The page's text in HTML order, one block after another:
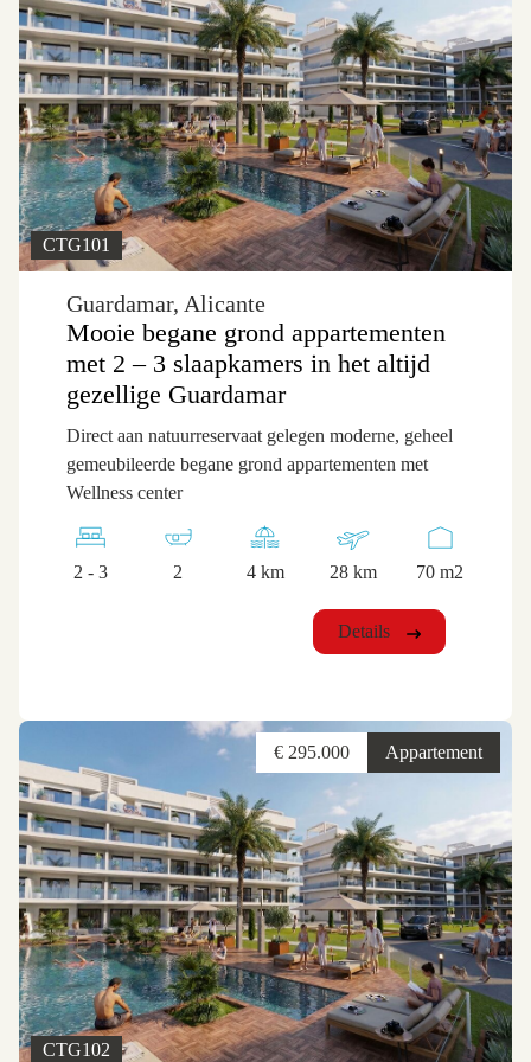
CTG101
Guardamar, Alicante
Mooie begane grond appartementen
met 2 – 3 slaapkamers in het altijd
gezellige Guardamar
Direct aan natuurreservaat gelegen moderne, geheel
gemeubileerde begane grond appartementen met
Wellness center
2 - 3 2 4 km 28 km 70 m2
Details
Appartement
€ 295.000
CTG102